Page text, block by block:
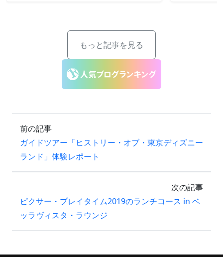
もっと記事を見る
前の記事
ガイドツアー「ヒストリー・オブ・東京ディズニー
ランド」体験レポート
次の記事
ピクサー・プレイタイム2019のランチコース in ベ
ッラヴィスタ・ラウンジ